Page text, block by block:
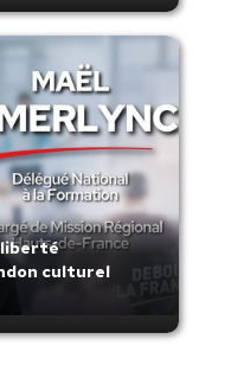
liberté
culturel